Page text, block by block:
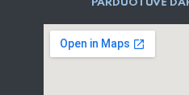
PARDUOTUVĖ